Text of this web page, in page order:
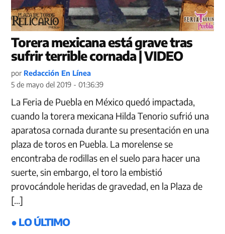
Torera mexicana está grave tras
sufrir terrible cornada | VIDEO
por Redacción En Línea
5 de mayo del 2019 - 01:36:39
La Feria de Puebla en México quedó impactada,
cuando la torera mexicana Hilda Tenorio sufrió una
aparatosa cornada durante su presentación en una
plaza de toros en Puebla. La morelense se
encontraba de rodillas en el suelo para hacer una
suerte, sin embargo, el toro la embistió
provocándole heridas de gravedad, en la Plaza de
[…]
● LO ÚLTIMO